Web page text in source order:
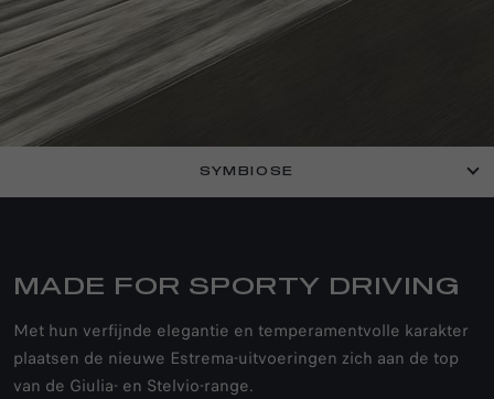
ALFA ROMEO
GIULIA EN STELVIO
SYMBIOSE
MADE FOR SPORTY DRIVING
Met hun verfijnde elegantie en temperamentvolle karakter
plaatsen de nieuwe Estrema-uitvoeringen zich aan de top
van de Giulia- en Stelvio-range.